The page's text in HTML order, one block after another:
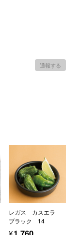
通報する
レガス カスエラ
ブラック 14